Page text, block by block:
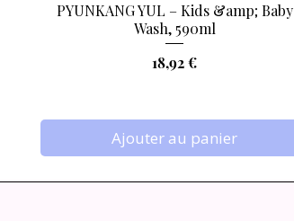
Aperçu rapide
PYUNKANG YUL – Kids &amp; Baby
Wash, 590ml
Prix
18,92 €
Ajouter au panier